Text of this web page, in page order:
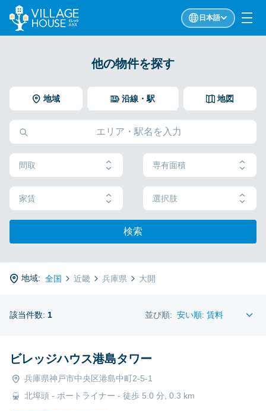
日本語
他の物件を探す
地域 地図
沿線・駅
間取 専有面積
家賃 選択肢
検索
地域: 全国 近畿 兵庫県 大開
該当件数: 1 並び順:
ビレッジハウス港島タワー
兵庫県神戸市中央区港島中町2-5-1
北埠頭 - ポートライナー - 徒歩 5.0 分, 0.3 km